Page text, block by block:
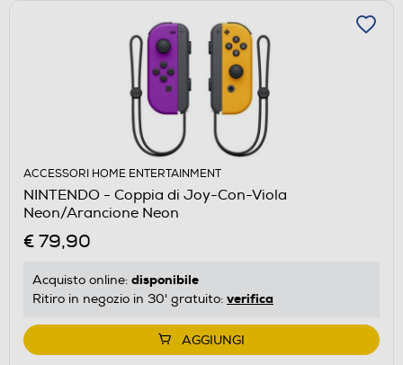
ACCESSORI HOME ENTERTAINMENT
NINTENDO - Coppia di Joy-Con-Viola
Neon/Arancione Neon
€ 79,90
Acquisto online: disponibile
Ritiro in negozio in 30' gratuito: verifica
AGGIUNGI